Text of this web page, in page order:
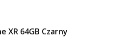
XR 64GB Czarny